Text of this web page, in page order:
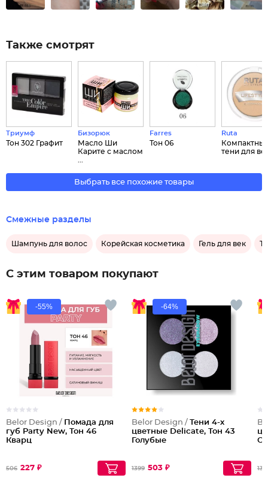
Также смотрят
Триумф
Тон 302 Графит
Бизорюк
Масло Ши
Карите с маслом
Farres
Тон 06
Ruta
тени для
Выбрать все похожие товары
Смежные разделы
Шампунь для волос Корейская косметика Гель для век
С этим товаром покупают
-55%
Belor Design / Помада для
губ Party New, Тон 46
Кварц
506 227 ₽
-64%
Belor Design / Тени 4-х
цветные Delicate, Тон 43
Голубые
1399 503 ₽